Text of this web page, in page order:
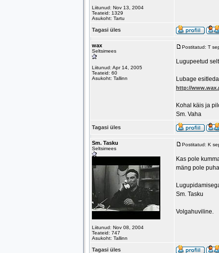
Liitunud: Nov 13, 2004
Teateid: 1329
Asukoht: Tartu
Tagasi üles
wax
Seltsimees
Liitunud: Apr 14, 2005
Teateid: 60
Asukoht: Tallinn
Postitatud: T
Lugupeetud
Lubage
http://
Kohal käis ja
Sm. Vaha
Tagasi üles
Sm. Tasku
Seltsimees
Liitunud: Nov 08, 2004
Teateid: 747
Asukoht: Tallinn
Postitatud: K
Kas pole
mäng pole
Sm. Tasku
Volgahuviline.
Tagasi üles